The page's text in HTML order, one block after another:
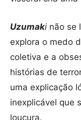
Uzumaki não se
explora o medo
coletiva e a
histórias de
uma explicação
inexplicável que
loucura.